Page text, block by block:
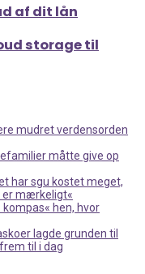
af dit lån
storage til
mudret verdensorden
måtte give op
har sgu kostet meget,
er mærkeligt«
hen, hvor
lagde grunden til
til i dag